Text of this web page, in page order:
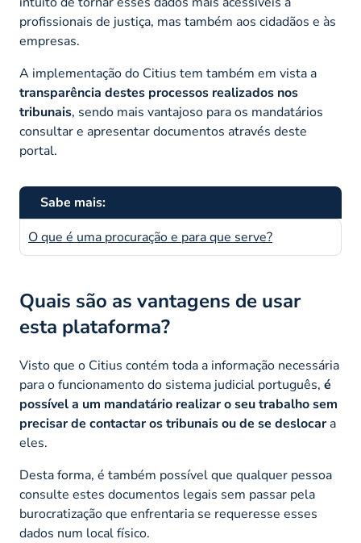
profissionais de justiça, mas também aos cidadãos e às
empresas.
A implementação do Citius tem também em vista a
transparência destes processos realizados nos
tribunais, sendo mais vantajoso para os mandatários
consultar e apresentar documentos através deste
portal.
Sabe mais:
O que é uma procuração e para que serve?
Quais são as vantagens de usar
esta plataforma?
Visto que o Citius contém toda a informação necessária
para o funcionamento do sistema judicial português, é
possível a um mandatário realizar o seu trabalho sem
precisar de contactar os tribunais ou de se deslocara
eles.
Desta forma, é também possível que qualquer pessoa
consulte estes documentos legais sem passar pela
burocratização que enfrentaria se requeresse esses
dados num local físico.